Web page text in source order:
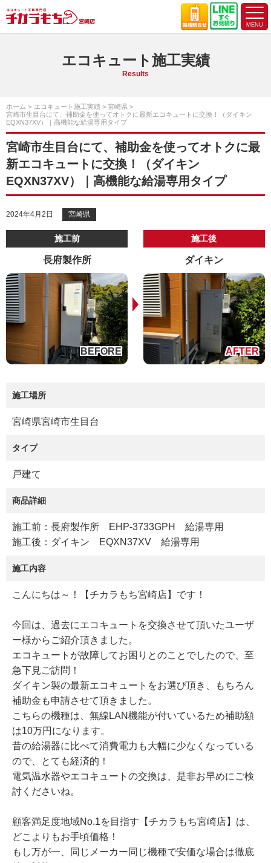
エコキュート施工実績
Results
ホーム エコキュート施工実績
宮崎県
宮崎市生目台にて、補助金を使ってオトクに最新エコキュートに交換！（ダイキン
EQXN37XV）｜高機能な給湯専用タイプ
宮崎市生目台にて、補助金を使ってオトクに最
新エコキュートに交換！（ダイキン
EQXN37XV）｜高機能な給湯専用タイプ
2024年4月2日 宮崎県
施工前
長府製作所
施工後
ダイキン
施工場所
宮崎県宮崎市生目台
タイプ
戸建て
商品詳細
施工前：長府製作所 EHP-3733GPH 給湯専用
施工後：ダイキン EQXN37XV 給湯専用
施工内容
こんにちは～！【チカラもち宮崎店】です！
今回は、過去にエコキュートを交換させて頂いたユーザ
ー様からご紹介頂きました。
エコキュートが故障してお困りとのことでしたので、至
急下見ご訪問！
ダイキン製の最新エコキュートをお選び頂き、もちろん
補助金も申請させて頂きました。
こちらの機種は、無線LAN機能が付いているため補助額
は10万円になります。
昔の給湯器に比べて消費電力も大幅に少なくなっている
ので、とても経済的！
電気温水器やエコキュートの交換は、是非お早めにご検
討くださいね。
顧客満足度地域No.1を目指す【チカラもち宮崎店】は、
どこよりもお手頃価格！
もし万が一、同じメーカー同じ機種で安価な場合は徹底